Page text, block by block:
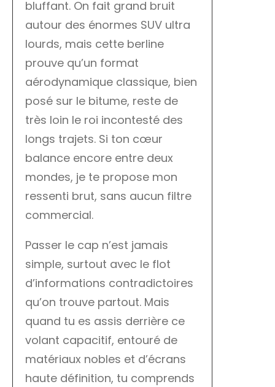
bluffant. On fait grand bruit
autour des énormes SUV ultra
lourds, mais cette berline
prouve qu’un format
aérodynamique classique, bien
posé sur le bitume, reste de
très loin le roi incontesté des
longs trajets. Si ton cœur
balance encore entre deux
mondes, je te propose mon
ressenti brut, sans aucun filtre
commercial.
Passer le cap n’est jamais
simple, surtout avec le flot
d’informations contradictoires
qu’on trouve partout. Mais
quand tu es assis derrière ce
volant capacitif, entouré de
matériaux nobles et d’écrans
haute définition, tu comprends